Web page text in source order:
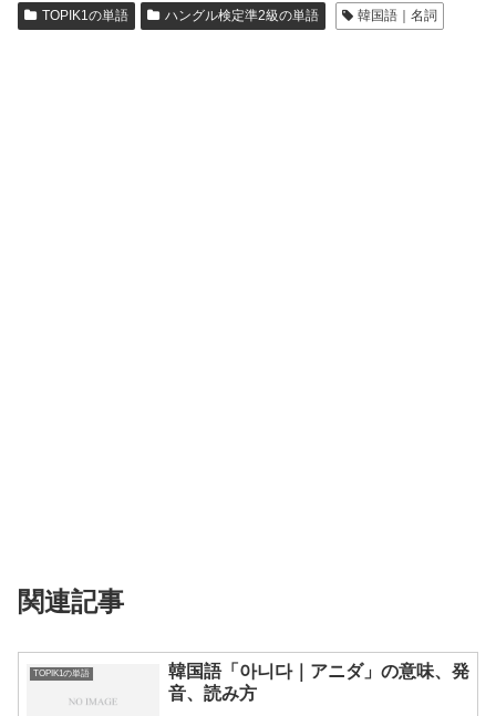
TOPIK1の単語 ハングル検定準2級の単語 韓国語｜名詞
関連記事
TOPIK1の単語
韓国語「아니다｜アニダ」の意味、発
音、読み方